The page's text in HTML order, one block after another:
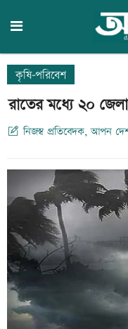
কৃষি-পরিবেশ
রাতের মধ্যে ২০
নিজস্ব প্রতিবেদক, আপন